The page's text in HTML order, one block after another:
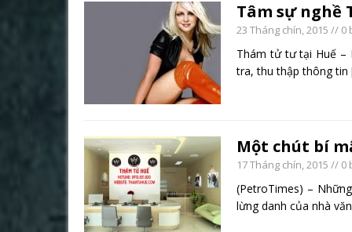
Tâm sự nghề
23 Tháng chín, 2015 // 0
Thám tử tư tại Huế –
tra, thu thập thông tin
Một chút bí
17 Tháng chín, 2015 // 0
(PetroTimes) –
lừng danh của nhà